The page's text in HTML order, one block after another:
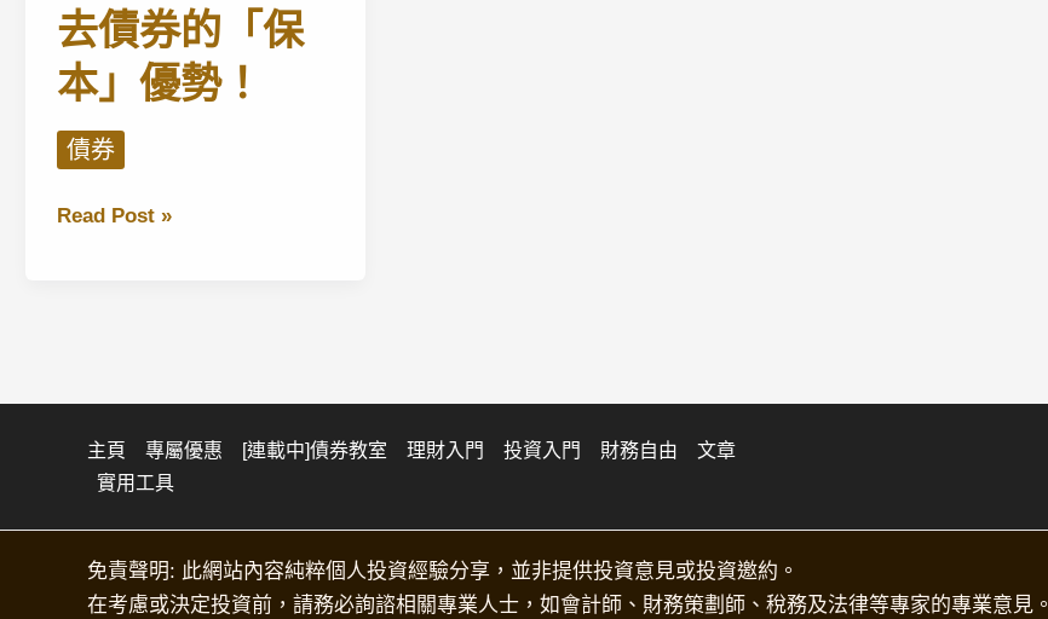
去債券的「保
本」優勢！
債券
【債
Read Post »
主頁 專屬優惠 [連載中]債券教室 理財入門 投資入門 財務自由
文章
實用工具
免責聲明: 此網站內容純粹個人投資經驗分享，並非提供投資意見或投資邀約。
在考慮或決定投資前，請務必詢諮相關專業人士，如會計師、財務策劃師、稅務及法律等專家的專業意見。